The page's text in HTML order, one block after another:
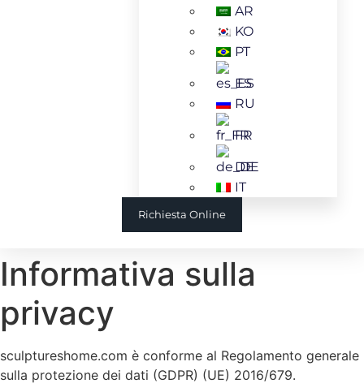
AR
KO
PT
ES
RU
FR
DE
IT
Richiesta Online
Informativa sulla
privacy
sculptureshome.com è conforme al Regolamento generale
sulla protezione dei dati (GDPR) (UE) 2016/679.